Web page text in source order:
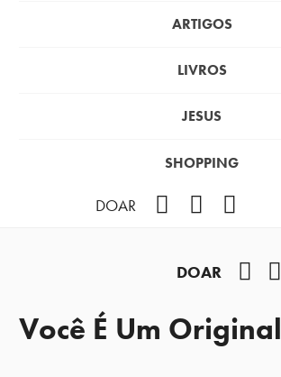
ARTIGOS
LIVROS
JESUS
SHOPPING
DOAR
DOAR
Você É Um Original